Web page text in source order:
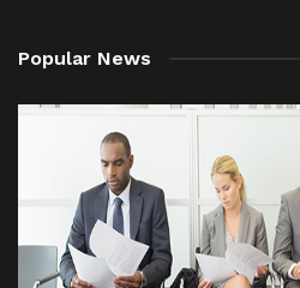
Popular News